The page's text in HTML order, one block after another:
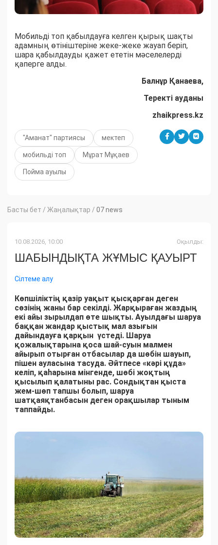
Мобильді топ қабылдауға келген қырық шақты
адамның өтініштеріне жеке-жеке жауап беріп,
шара қабылдауды қажет ететін мәселелерді
қаперге алды.
Балнұр Қанаева,
Теректі ауданы
zhaikpress.kz
"Аманат" партиясы мектеп
мобильді топ Мұрат Мұқаев
Пойма ауылы
Басты бет / Жаңалықтар / 07 news
10.08.2026, 10:00 Оқылды:
ШАБЫНДЫҚТА ЖҰМЫС ҚАУЫРТ
Сілтеме алу
Көпшіліктің қазір уақыт қысқарған деген
сөзінің жаны бар секілді. Жарқыраған жаздың
екі айы зырылдап өте шықты. Ауылдағы шаруа
баққан жандар қыстық мал азығын
дайындауға қарқын үстеді. Шаруа
қожалықтарына қоса шай-суын малмен
айырып отырған отбасылар да шөбін шауып,
пішен ауласына тасуда. Әйтпесе «кәрі құда»
келіп, қаһарына мінгенде, шөбі жоқтың
қысылып қалатыны рас. Сондықтан қыста
жем-шөп тапшы болып, шаруа
шатқаяқтанбасын деген орақшылар тыным
таппайды.